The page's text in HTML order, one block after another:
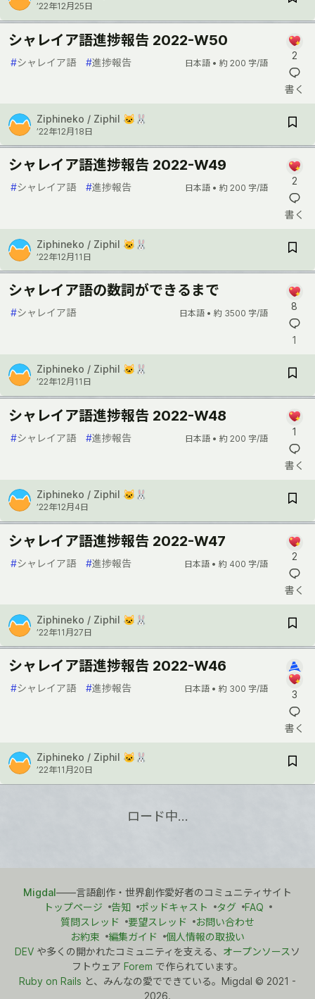
’22年12月25日
シャレイア語進捗報告 2022-W50
#シャレイア語 #進捗報告 日本語 • 約 200 字/語
2
書く
Ziphineko / Ziphil 🐱🐰
’22年12月18日
シャレイア語進捗報告 2022-W49
#シャレイア語 #進捗報告 日本語 • 約 200 字/語
2
書く
Ziphineko / Ziphil 🐱🐰
’22年12月11日
シャレイア語の数詞ができるまで
#シャレイア語 日本語 • 約 3500 字/語
8
1
Ziphineko / Ziphil 🐱🐰
’22年12月11日
シャレイア語進捗報告 2022-W48
#シャレイア語 #進捗報告 日本語 • 約 200 字/語
1
書く
Ziphineko / Ziphil 🐱🐰
’22年12月4日
シャレイア語進捗報告 2022-W47
#シャレイア語 #進捗報告 日本語 • 約 400 字/語
2
書く
Ziphineko / Ziphil 🐱🐰
’22年11月27日
シャレイア語進捗報告 2022-W46
#シャレイア語 #進捗報告 日本語 • 約 300 字/語 3
書く
Ziphineko / Ziphil 🐱🐰
’22年11月20日
ロード中…
Migdal――言語創作・世界創作愛好者のコミュニティサイト
トップページ
告知 ポッドキャスト タグ
FAQ
質問スレッド
要望スレッド
お問い合わせ
お約束
編集ガイド
個人情報の取扱い
DEV や多くの開かれたコミュニティを支える、 オープンソース ソ
フトウェア Forem で作られています。
Ruby on Rails と、みんなの愛でできている。Migdal © 2021 -
2026.